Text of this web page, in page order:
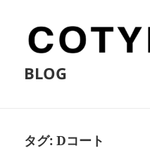
BLOG
タグ:Dコート